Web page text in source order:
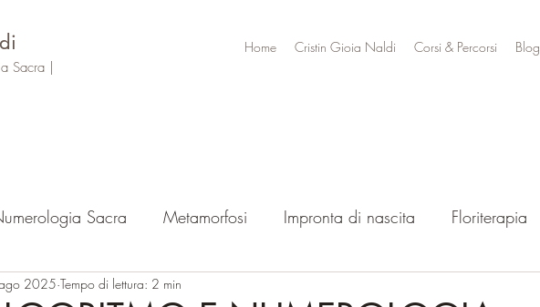
Sacra |
Home Cristin Gioia Naldi Corsi & Percorsi Blog
Sacra Metamorfosi Impronta di nascita Floriterapia
Eventi
2025 Tempo di lettura: 2 min